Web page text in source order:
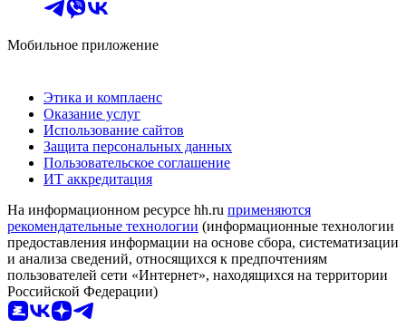
Мобильное приложение
Этика и комплаенс
Оказание услуг
Использование сайтов
Защита персональных данных
Пользовательское соглашение
ИТ аккредитация
На информационном ресурсе hh.ru применяются
рекомендательные технологии (информационные технологии
предоставления информации на основе сбора, систематизации
и анализа сведений, относящихся к предпочтениям
пользователей сети «Интернет», находящихся на территории
Российской Федерации)